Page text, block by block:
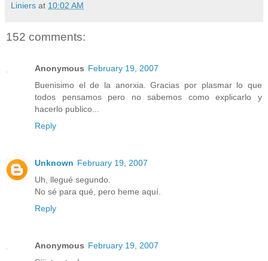
Liniers at 10:02 AM
152 comments:
Anonymous February 19, 2007
Buenisimo el de la anorxia. Gracias por plasmar lo que
todos pensamos pero no sabemos como explicarlo y
hacerlo publico...
Reply
Unknown February 19, 2007
Uh, llegué segundo.
No sé para qué, pero heme aquí.
Reply
Anonymous February 19, 2007